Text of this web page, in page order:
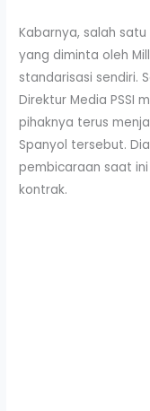
Kabarnya, salah
yang diminta oleh
standarisasi sendiri.
Direktur Media PSSI
pihaknya terus
Spanyol tersebut.
pembicaraan saat
kontrak.